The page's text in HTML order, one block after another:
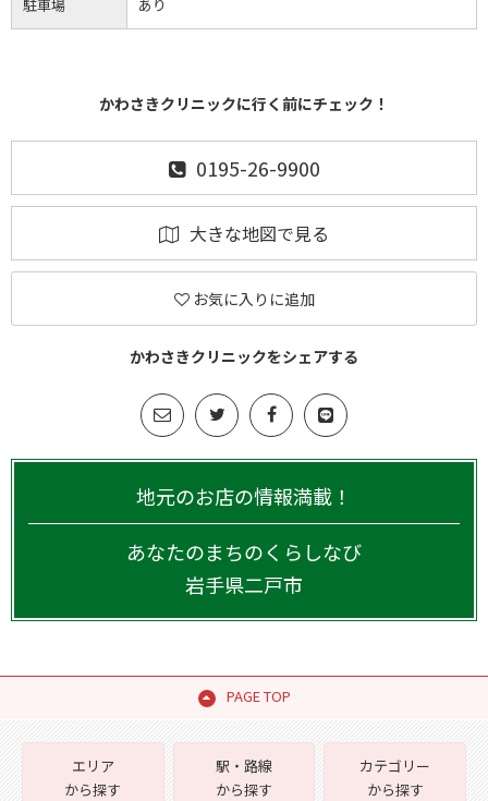
駐車場 あり
かわさきクリニックに行く前にチェック！
0195-26-9900
大きな地図で見る
お気に入りに追加
かわさきクリニックをシェアする
地元のお店の情報満載！
あなたのまちのくらしなび
岩手県二戸市
PAGE TOP
エリア
から探す
駅・路線
から探す
カテゴリー
から探す